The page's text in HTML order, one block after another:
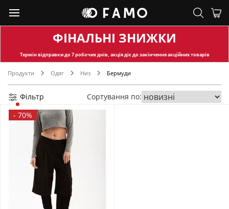
ФІНАЛЬНІ ЗНИЖКИ
Термін відправкидо 7 робочих днів, акція діє до закінчення акційних товарів
Продукти Одяг Низ Бермуди
Фільтр
Сортування по:
- 70%